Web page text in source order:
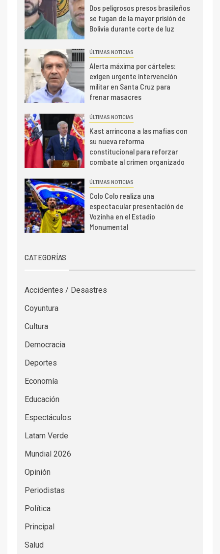
Dos peligrosos presos brasileños
se fugan de la mayor prisión de
Bolivia durante corte de luz
ÚLTIMAS NOTICIAS
Alerta máxima por cárteles:
exigen urgente intervención
militar en Santa Cruz para
frenar masacres
ÚLTIMAS NOTICIAS
Kast arrincona a las mafias con
su nueva reforma
constitucional para reforzar
combate al crimen organizado
ÚLTIMAS NOTICIAS
Colo Colo realiza una
espectacular presentación de
Vozinha en el Estadio
Monumental
CATEGORÍAS
Accidentes / Desastres
Coyuntura
Cultura
Democracia
Deportes
Economía
Educación
Espectáculos
Latam Verde
Mundial 2026
Opinión
Periodistas
Política
Principal
Salud